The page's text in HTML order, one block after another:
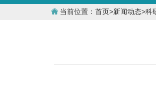
当前位置： 首页>新闻动态>科